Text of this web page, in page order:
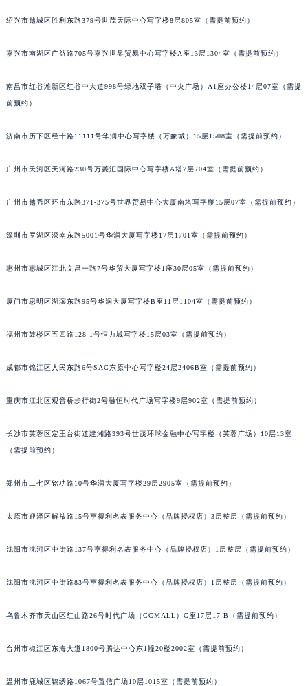
绍兴市越城区胜利东路379号世茂天际中心写字楼8层805室（需提前预约）
嘉兴市南湖区广益路705号嘉兴世界贸易中心写字楼A座13层1304室（需提前预约）
南昌市红谷滩新区红谷中大道998号绿地双子塔（中央广场）A1座办公楼14层07室（需提
前预约）
济南市历下区经十路11111号华润中心写字楼（万象城）15层1508室（需提前预约）
广州市天河区天河路230号万菱汇国际中心写字楼A塔7层704室（需提前预约）
广州市越秀区环市东路371-375号世界贸易中心大厦南塔写字楼15层07室（需提前预约）
深圳市罗湖区深南东路5001号华润大厦写字楼17层1701室（需提前预约）
惠州市惠城区江北文昌一路7号华贸大厦写字楼1座30层05室（需提前预约）
厦门市思明区湖滨东路95号华润大厦写字楼B座11层1104室（需提前预约）
福州市鼓楼区五四路128-1号恒力城写字楼15层03室（需提前预约）
成都市锦江区人民东路6号SAC东原中心写字楼24层2406B室（需提前预约）
重庆市江北区观音桥步行街2号融恒时代广场写字楼9层902室（需提前预约）
长沙市芙蓉区定王台街道建湘路393号世茂环球金融中心写字楼（芙蓉广场）10层13室
（需提前预约）
郑州市二七区铭功路10号华润大厦写字楼29层2905室（需提前预约）
太原市迎泽区解放路15号亨得利名表服务中心（品牌授权店）3层整层（需提前预约）
沈阳市沈河区中街路137号亨得利名表服务中心（品牌授权店）1层整层（需提前预约）
沈阳市沈河区中街路83号亨得利名表服务中心（品牌授权店）1层整层（需提前预约）
乌鲁木齐市天山区红山路26号时代广场（CCMALL）C座17层17-B（需提前预约）
台州市椒江区东海大道1800号腾达中心东1幢20楼2002室（需提前预约）
温州市鹿城区锦绣路1067号置信广场10层1015室（需提前预约）